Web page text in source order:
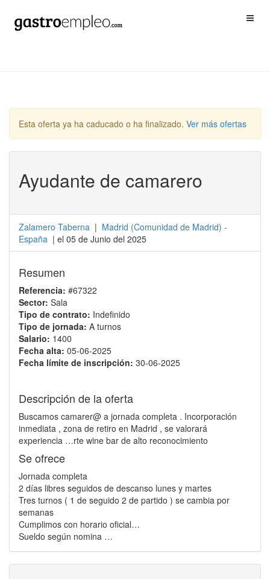
Esta oferta ya ha caducado o ha finalizado. Ver más ofertas
Ayudante de camarero
Zalamero Taberna | Madrid (Comunidad de Madrid) -
España | el 05 de Junio del 2025
Resumen
Referencia: #67322
Sector: Sala
Tipo de contrato: Indefinido
Tipo de jornada: A turnos
Salario: 1400
Fecha alta: 05-06-2025
Fecha límite de inscripción: 30-06-2025
Descripción de la oferta
Buscamos camarer@ a jornada completa . Incorporación
inmediata , zona de retiro en Madrid , se valorará
experiencia …rte wine bar de alto reconocimiento
Se ofrece
Jornada completa
2 días libres seguidos de descanso lunes y martes
Tres turnos ( 1 de seguido 2 de partido ) se cambia por
semanas
Cumplimos con horario oficial…
Sueldo según nomina …